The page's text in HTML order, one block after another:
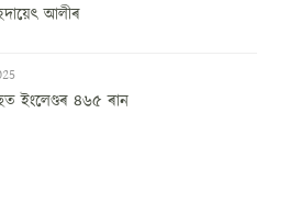
আলীৰ
ইংলেণ্ডৰ ৪৬৫ ৰান